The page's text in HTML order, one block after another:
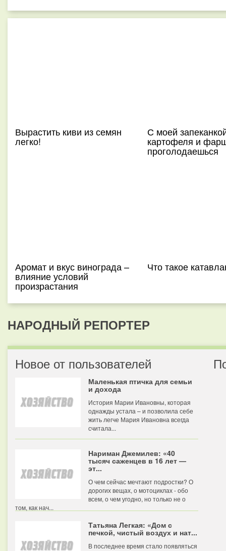
Вырастить киви из семян
легко!
С моей
картофеля и
проголодаешься
Аромат и вкус винограда –
влияние условий
произрастания
Что такое
НАРОДНЫЙ РЕПОРТЕР
Новое от пользователей
Маленькая птичка для семьи
и дохода
История Марии Ивановны, которая
однажды устала – и позволила себе
жить легче Мария Ивановна всегда
считала...
Нариман Джемилев: «40
тысяч саженцев в 16 лет —
эт...
О чем сейчас мечтают подростки? О
дорогих вещах, о мотоциклах - обо
всем, о чем угодно, но только не о
том, как нач...
Татьяна Легкая: «Дом с
печкой, чистый воздух и нат...
В последнее время стало появляться